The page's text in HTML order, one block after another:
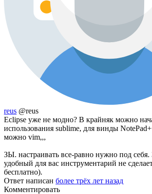
reus @reus
Eclipse уже не модно? В крайняк можно
использования sublime, для винды
можно vim,,,
ЗЫ. настраивать все-равно нужно под себя.
удобный для вас инструментарий не
бесплатно).
Ответ написан более трёх лет назад
Комментировать